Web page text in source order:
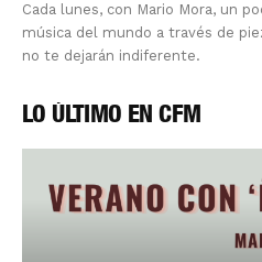
Cada lunes, con Mario Mora, un
música del mundo a través de
no te dejarán indiferente.
LO ÚLTIMO EN CFM